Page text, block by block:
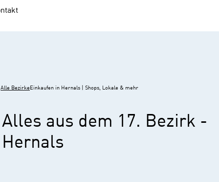
Alle BezirkeEinkaufen in Hernals | Shops, Lokale & mehr
Alles aus dem 17. Bezirk -
Hernals